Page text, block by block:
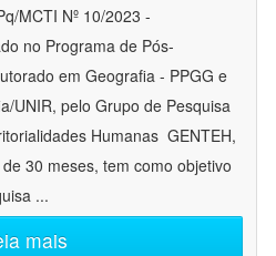
MCTI Nº 10/2023 -
no Programa de Pós-
em Geografia - PPGG e
UNIR, pelo Grupo de Pesquisa
Humanas  GENTEH,
30 meses, tem como objetivo
...
mais